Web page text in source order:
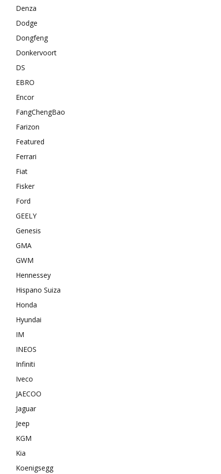
Denza
Dodge
Dongfeng
Donkervoort
DS
EBRO
Encor
FangChengBao
Farizon
Featured
Ferrari
Fiat
Fisker
Ford
GEELY
Genesis
GMA
GWM
Hennessey
Hispano Suiza
Honda
Hyundai
IM
INEOS
Infiniti
Iveco
JAECOO
Jaguar
Jeep
KGM
Kia
Koenigsegg